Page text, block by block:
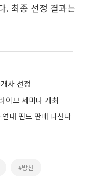
. 최종 선정 결과는
사 선정
이브 세미나 개최
내 펀드 판매 나선다
#방산